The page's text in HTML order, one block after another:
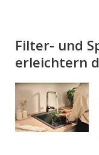
Filter- und
erleichtern